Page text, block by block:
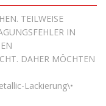
TEILWEISE
IN
DAHER MÖCHTEN
Lackierung\•